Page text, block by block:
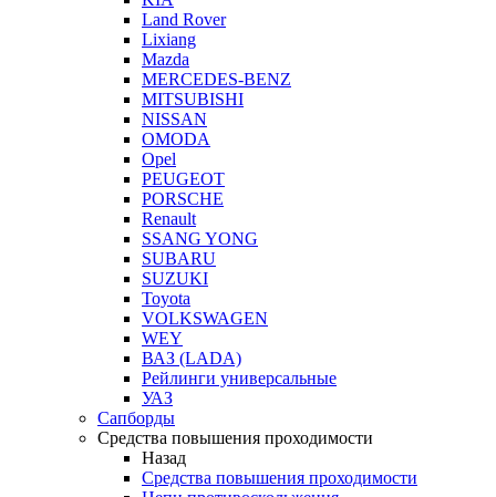
Land Rover
Lixiang
Mazda
MERCEDES-BENZ
MITSUBISHI
NISSAN
OMODA
Opel
PEUGEOT
PORSCHE
Renault
SSANG YONG
SUBARU
SUZUKI
Toyota
VOLKSWAGEN
WEY
ВАЗ (LADA)
Рейлинги универсальные
УАЗ
Сапборды
Средства повышения проходимости
Назад
Средства повышения проходимости